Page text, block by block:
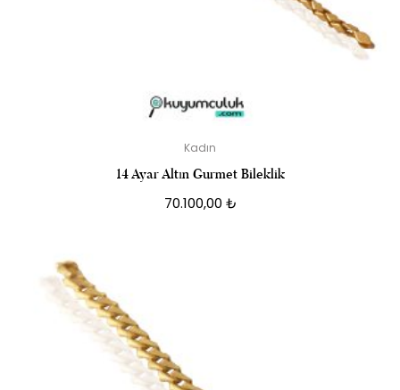
Kadın
14 Ayar Altın Gurmet Bileklik
70.100,00 ₺